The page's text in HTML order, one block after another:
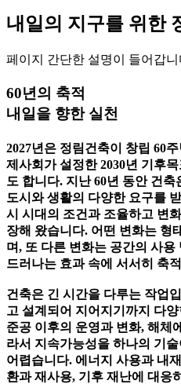
내일의 지구를 위한
페이지 간단한 설명이 들어갑니
60년의 축적
내일을 향한 실천
2027년은 정림건축이 창립 60
제사회가 설정한 2030년 기후
도 합니다. 지난 60년 동안 건
도시와 생활의 다양한 요구를
시 시대의 조건과 조율하고 변
장해 왔습니다. 어떤 변화는 형
며, 또 다른 변화는 공간의 사용
드러나는 효과 속에 서서히 축
건축은 긴 시간을 다루는 작업
고 설계되어 지어지기까지 다
준공 이후의 운영과 변화, 해체
라서 지속가능성을 하나의 기
어렵습니다. 에너지 사용과 내
환과 재사용, 기후 재난에 대응